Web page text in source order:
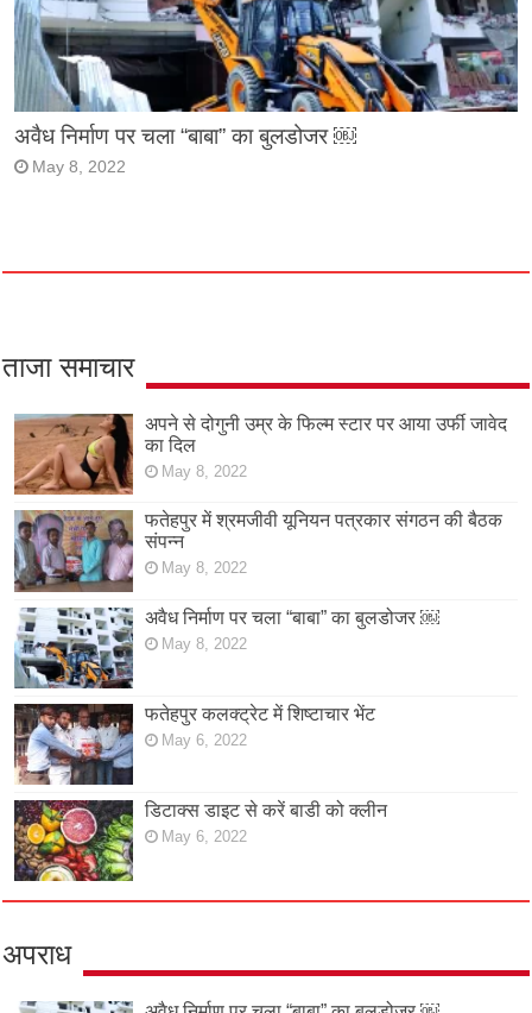
अवैध निर्माण पर चला “बाबा” का बुलडोजर ￼
May 8, 2022
ताजा समाचार
अपने से दोगुनी उम्र के फिल्म स्टार पर आया उर्फी जावेद
का दिल
May 8, 2022
फतेहपुर में श्रमजीवी यूनियन पत्रकार संगठन की बैठक
संपन्न
May 8, 2022
अवैध निर्माण पर चला “बाबा” का बुलडोजर ￼
May 8, 2022
फतेहपुर कलक्ट्रेट में शिष्टाचार भेंट
May 6, 2022
डिटाक्स डाइट से करें बाडी को क्लीन
May 6, 2022
अपराध